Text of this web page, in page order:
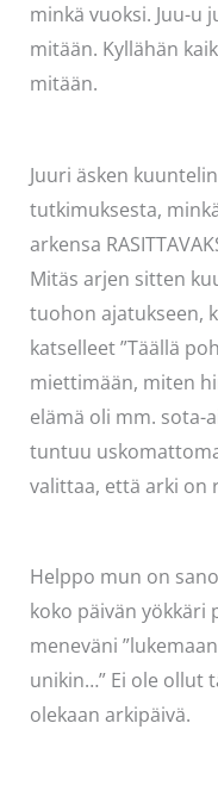
minkä vuoksi. Juu-u
mitään. Kyllähän
mitään.
Juuri äsken
tutkimuksesta,
arkensa
Mitäs arjen sitten
tuohon ajatukseen,
katselleet ”Täällä
miettimään, miten
elämä oli mm. sota-
tuntuu
valittaa, että arki on
Helppo mun on
koko päivän yökkäri
meneväni
unikin…” Ei ole ollut
olekaan arkipäivä.